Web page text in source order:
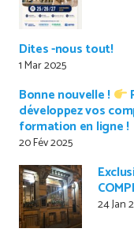
Dites -nous tout!
1 Mar 2025
Bonne nouvelle !
développez vos
formation en ligne !
20 Fév 2025
24 Jan